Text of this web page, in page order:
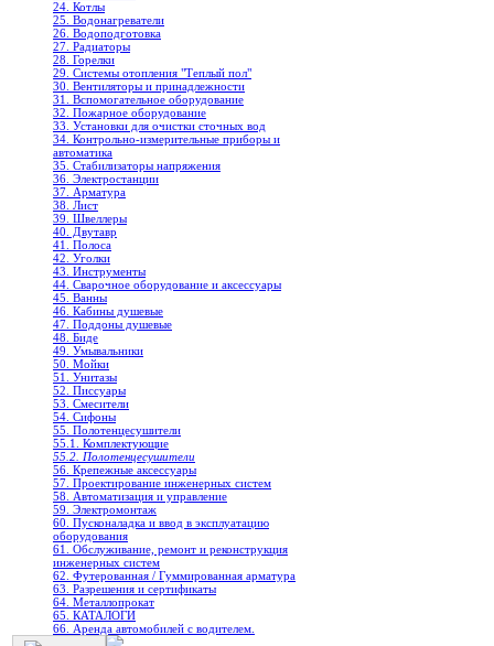
24. Котлы
25. Водонагреватели
26. Водоподготовка
27. Радиаторы
28. Горелки
29. Системы отопления "Теплый пол"
30. Вентиляторы и принадлежности
31. Вспомогательное оборудование
32. Пожарное оборудование
33. Установки для очистки сточных вод
34. Контрольно-измерительные приборы и
автоматика
35. Стабилизаторы напряжения
36. Электростанции
37. Арматура
38. Лист
39. Швеллеры
40. Двутавр
41. Полоса
42. Уголки
43. Инструменты
44. Сварочное оборудование и аксессуары
45. Ванны
46. Кабины душевые
47. Поддоны душевые
48. Биде
49. Умывальники
50. Мойки
51. Унитазы
52. Писсуары
53. Смесители
54. Сифоны
55. Полотенцесушители
55.1. Комплектующие
55.2. Полотенцесушители
56. Крепежные аксессуары
57. Проектирование инженерных систем
58. Автоматизация и управление
59. Электромонтаж
60. Пусконаладка и ввод в эксплуатацию
оборудования
61. Обслуживание, ремонт и реконструкция
инженерных систем
62. Футерованная / Гуммированная арматура
63. Разрешения и сертификаты
64. Металлопрокат
65. КАТАЛОГИ
66. Аренда автомобилей с водителем.